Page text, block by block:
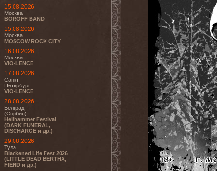
15.08.2026
Москва
BOROFF BAND
15.08.2026
Москва
MOSCOW ROCK CITY
16.08.2026
Москва
VIO-LENCE
17.08.2026
Санкт-
Петербург
VIO-LENCE
28.08.2026
Белград
(Сербия)
Hellhammer Festival
(DARK FUNERAL,
DISCHARGE и др.)
29.08.2026
Тула
Blackened Life Fest 2026
(LITTLE DEAD BERTHA,
FIEND и др.)